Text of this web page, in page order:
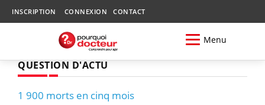
INSCRIPTION CONNEXION CONTACT
Menu
QUESTION D'ACTU
1 900 morts en cinq mois